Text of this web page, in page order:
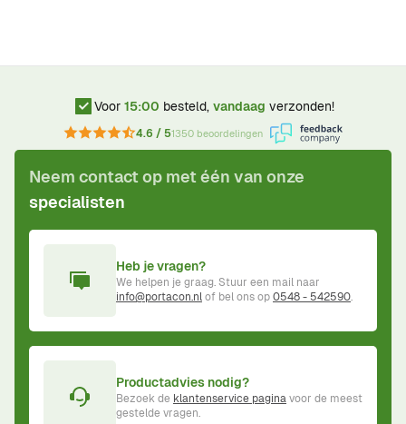
Voor 15:00 besteld, vandaag verzonden!
4.6 / 51350 beoordelingen
Neem contact op met één van onze
specialisten
Heb je vragen?
We helpen je graag. Stuur een mail naar
info@portacon.nlof bel ons op0548 - 542590.
Productadvies nodig?
Bezoek de klantenservice paginavoor de meest
gestelde vragen.